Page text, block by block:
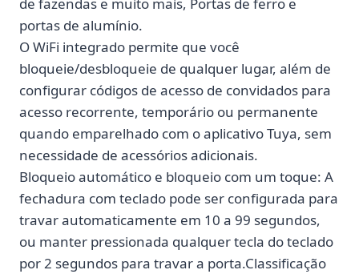
de fazendas e muito mais, Portas de ferro e
portas de alumínio.
O WiFi integrado permite que você
bloqueie/desbloqueie de qualquer lugar, além de
configurar códigos de acesso de convidados para
acesso recorrente, temporário ou permanente
quando emparelhado com o aplicativo Tuya, sem
necessidade de acessórios adicionais.
Bloqueio automático e bloqueio com um toque: A
fechadura com teclado pode ser configurada para
travar automaticamente em 10 a 99 segundos,
ou manter pressionada qualquer tecla do teclado
por 2 segundos para travar a porta.Classificação